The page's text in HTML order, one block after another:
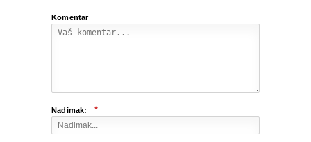
Komentar
Nadimak: *